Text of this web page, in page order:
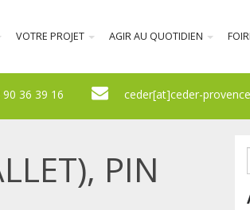
VOTRE PROJET AGIR AU QUOTIDIEN
90 36 39 16 ceder[at]ceder-
PIN